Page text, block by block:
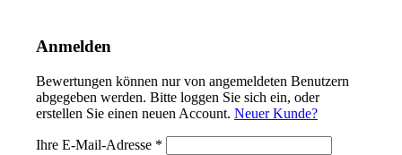
Anmelden
Bewertungen können nur von angemeldeten Benutzern
abgegeben werden. Bitte loggen Sie sich ein, oder
erstellen Sie einen neuen Account. Neuer Kunde?
Ihre E-Mail-Adresse *